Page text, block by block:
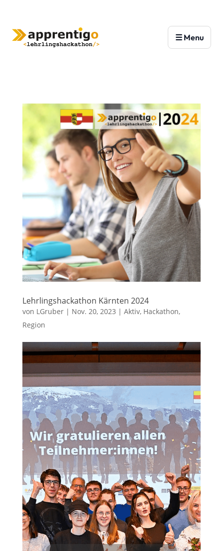
Lehrlingshackathon Kärnten 2024
von LGruber| Nov. 20, 2023 | Aktiv, Hackathon,
Region